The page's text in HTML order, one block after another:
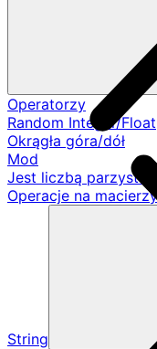
Operatorzy
Random Integer/Float
Okrągła góra/dół
Mod
Jest liczbą parzystą
Operacje na macierzy
String